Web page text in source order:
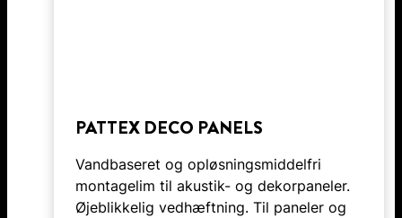
PATTEX DECO PANELS
Vandbaseret og opløsningsmiddelfri
montagelim til akustik- og dekorpaneler.
Øjeblikkelig vedhæftning. Til paneler og